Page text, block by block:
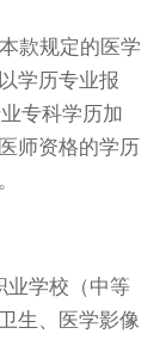
款规定的医学
学历专业报
专科学历加
师资格的学历
学校（中等
生、医学影像